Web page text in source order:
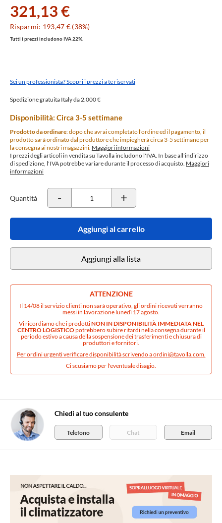
321,13 €
Risparmi: 193,47 € (38%)
Tutti i prezzi includono IVA 22%.
Sei un professionista? Scopri i prezzi a te riservati
Spedizione gratuita Italy da 2.000 €
Disponibilità: Circa 3-5 settimane
Prodotto da ordinare: dopo che avrai completato l'ordine ed il pagamento, il
prodotto sarà ordinato dal produttore che impiegherà circa 3-5 settimane per
la consegna ai nostri magazzini. Maggiori informazioni
I prezzi degli articoli in vendita su Tavolla includono l'IVA. In base all'indirizzo
di spedizione, l'IVA potrebbe variare durante il processo di acquisto. Maggiori
informazioni
Quantità - +
Aggiungi al carrello
Aggiungi alla lista
ATTENZIONE
Il 14/08 il servizio clienti non sarà operativo, gli ordini ricevuti verranno
messi in lavorazione lunedì 17 agosto.
Vi ricordiamo che i prodottiNON IN DISPONIBILITÀ IMMEDIATA NEL
CENTRO LOGISTICOpotrebbero subire ritardi nella consegna durante il
periodo estivo a causa della sospensione dei trasferimenti e chiusura di
produttori e fornitori.
Per ordini urgenti verificare disponibilità scrivendo aordini@tavolla.com.
Ci scusiamo per l'eventuale disagio.
Chiedi al tuo consulente
Telefono Chat Email